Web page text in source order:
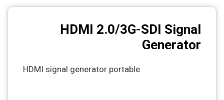
HDMI 2.0/3G-SDI Signal
Generator
HDMI signal generator portable